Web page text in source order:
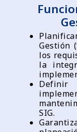
Gestión
los
la
SIG.